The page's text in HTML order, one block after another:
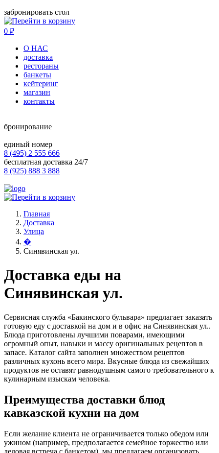
забронировать стол
0 ₽
О НАС
доставка
рестораны
банкеты
кейтеринг
магазин
контакты
бронирование
единый номер
8 (495) 2 555 666
бесплатная доставка 24/7
8 (925) 888 3 888
Главная
Доставка
Улица
�
Синявинская ул.
Доставка еды на
Синявинская ул.
Сервисная служба «Бакинского бульвара» предлагает заказать
готовую еду с доставкой на дом и в офис на Синявинская ул..
Блюда приготовлены лучшими поварами, имеющими
огромный опыт, навыки и массу оригинальных рецептов в
запасе. Каталог сайта заполнен множеством рецептов
различных кухонь всего мира. Вкусные блюда из свежайших
продуктов не оставят равнодушным самого требовательного к
кулинарным изыскам человека.
Преимущества доставки блюд
кавказской кухни на дом
Если желание клиента не ограничивается только обедом или
ужином (например, предполагается семейное торжество или
деловая встреча с банкетом), мы предлагаем организовать